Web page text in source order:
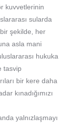
kuvvetlerinin
sularda
şekilde, her
asla mani
hukuka
tasvip
bir kere daha
kınadığımızı
yalnızlaşmayı